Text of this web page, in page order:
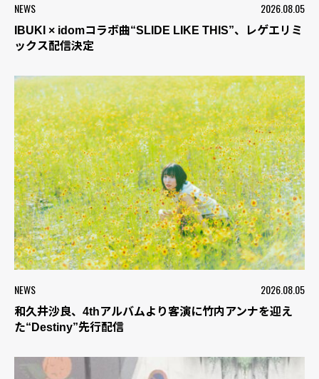
NEWS 2026.08.05
IBUKI × idomコラボ曲“SLIDE LIKE THIS”、レゲエリミ
ックス配信決定
NEWS 2026.08.05
和久井沙良、4thアルバムより客演に竹内アンナを迎え
た“Destiny”先行配信